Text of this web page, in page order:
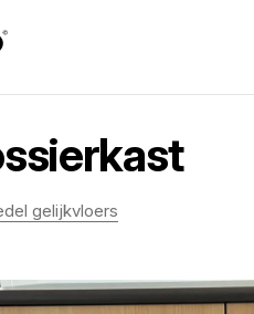
gelijkvloers